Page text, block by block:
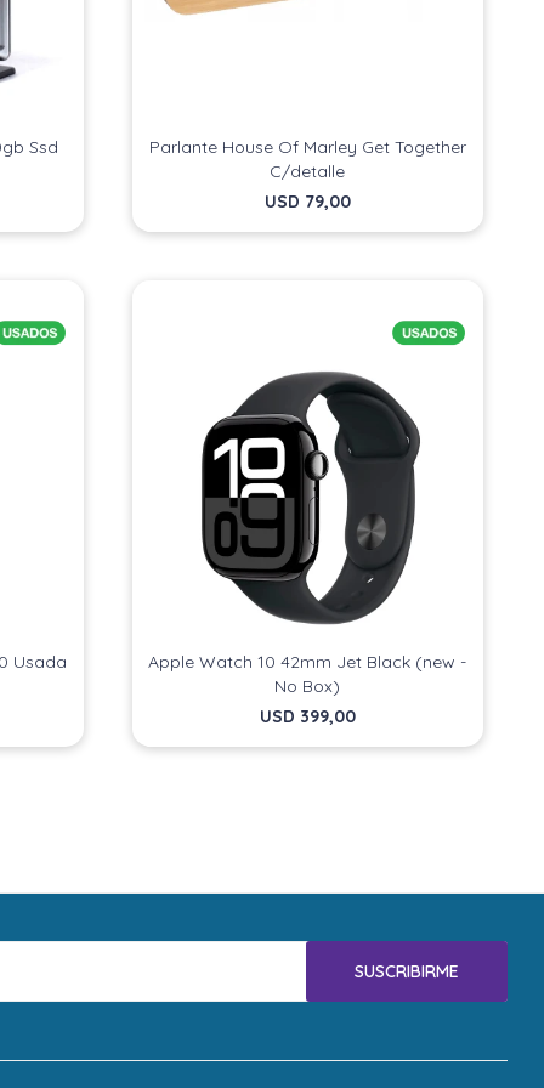
Ssd
Parlante House Of Marley Get Together
C/detalle
USD 79,00
Usada
Apple Watch 10 42mm Jet Black (new -
No Box)
USD 399,00
SUSCRIBIRME